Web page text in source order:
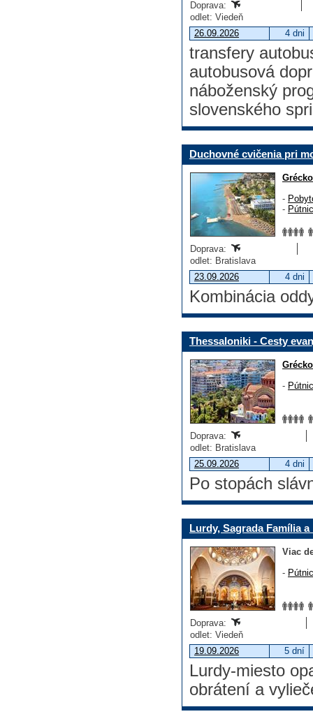
Doprava:
odlet: Viedeň
26.09.2026
4 dni
transfery
autobusová
náboženský
slovenského
Duchovné cvičenia pri
Grécko
-
-
Doprava:
odlet: Bratislava
23.09.2026
4 dni
Kombinácia
Thessaloniki - Cesty
Grécko
-
Doprava:
odlet: Bratislava
25.09.2026
4 dni
Po stopách
Lurdy, Sagrada Família
Viac
-
Doprava:
odlet: Viedeň
19.09.2026
5 dní
Lurdy-miesto
obrátení a